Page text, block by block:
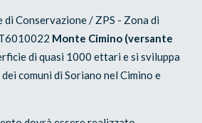
di Conservazione / ZPS - Zona di
Monte Cimino (versante
di quasi 1000 ettari e si sviluppa
comuni di Soriano nel Cimino e